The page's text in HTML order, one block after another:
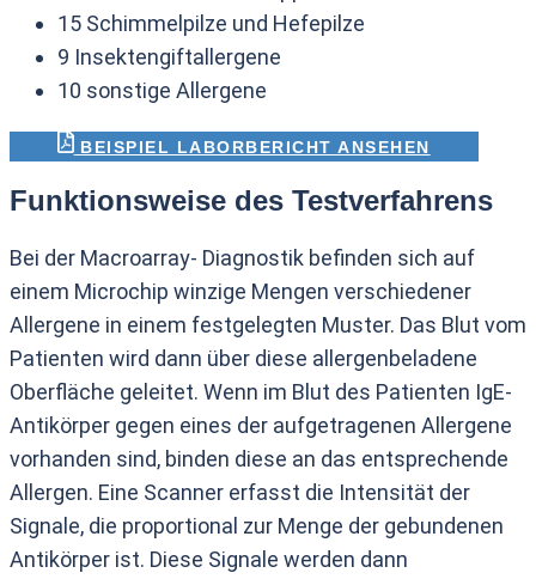
15 Schimmelpilze und Hefepilze
9 Insektengiftallergene
10 sonstige Allergene
BEISPIEL LABORBERICHT ANSEHEN
Funktionsweise des Testverfahrens
Bei der Macroarray- Diagnostik befinden sich auf
einem Microchip winzige Mengen verschiedener
Allergene in einem festgelegten Muster. Das Blut vom
Patienten wird dann über diese allergenbeladene
Oberfläche geleitet. Wenn im Blut des Patienten IgE-
Antikörper gegen eines der aufgetragenen Allergene
vorhanden sind, binden diese an das entsprechende
Allergen. Eine Scanner erfasst die Intensität der
Signale, die proportional zur Menge der gebundenen
Antikörper ist. Diese Signale werden dann